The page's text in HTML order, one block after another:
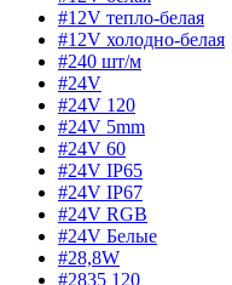
#12V тепло-белая
#12V холодно-белая
#240 шт/м
#24V
#24V 120
#24V 5mm
#24V 60
#24V IP65
#24V IP67
#24V RGB
#24V Белые
#28,8W
#2835 120